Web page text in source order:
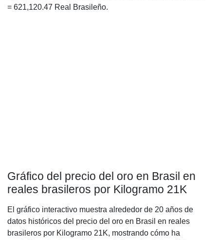
= 621,120.47 Real Brasileño.
Gráfico del precio del oro en Brasil en
reales brasileros por Kilogramo 21K
El gráfico interactivo muestra alrededor de 20 años de
datos históricos del precio del oro en Brasil en reales
brasileros por Kilogramo 21K, mostrando cómo ha